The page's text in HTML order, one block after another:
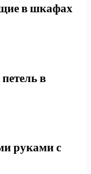
в шкафах
в
руками с